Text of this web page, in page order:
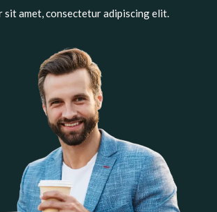
sit amet, consectetur adipiscing elit.